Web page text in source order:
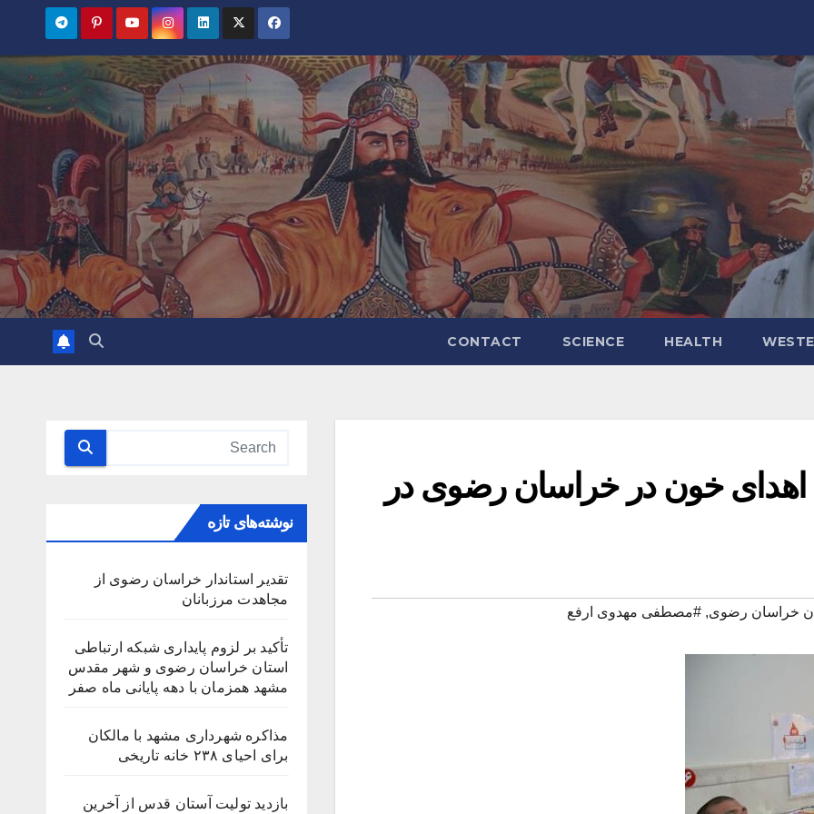
HEALTH
SCIENCE
CONTACT
خون در خراسان رضوی در
خراسان رضوی, #مصطفی مهدوی ارفع
نوشته‌های تازه
تقدیر استاندار خراسان رضوی از
مجاهدت مرزبانان
تأکید بر لزوم پایداری شبکه ارتباطی
استان خراسان رضوی و شهر مقدس
مشهد همزمان با دهه پایانی ماه صفر
مذاکره شهرداری مشهد با مالکان
برای احیای ۲۳۸ خانه تاریخی
بازدید تولیت آستان قدس از آخرین